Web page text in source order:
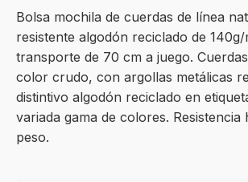
Bolsa mochila de cuerdas de línea
resistente algodón reciclado de
transporte de 70 cm a juego.
color crudo, con argollas metálicas
distintivo algodón reciclado en
variada gama de colores. Resistencia
peso.